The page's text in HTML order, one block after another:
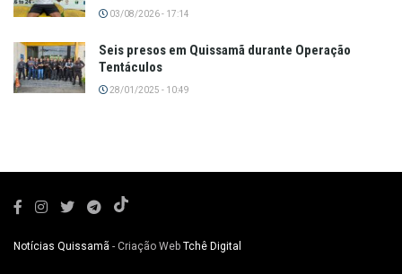
03/08/2026 - 17:14
Seis presos em Quissamã durante Operação
Tentáculos
28/01/2025 - 10:49
Notícias Quissamã - Criação Web Tchê Digital